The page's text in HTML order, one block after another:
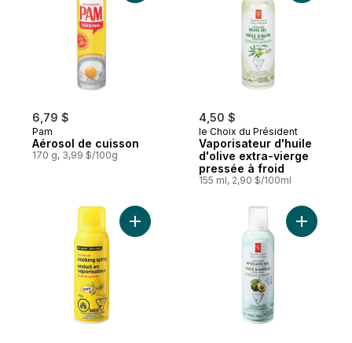
6,79 $
Pam
Aérosol de cuisson
170 g, 3,99 $/100g
4,50 $
le Choix du Président
Vaporisateur d'huile
d'olive extra-vierge
pressée à froid
155 ml, 2,90 $/100ml
Ajouter Huile de canola enduit enAjouter